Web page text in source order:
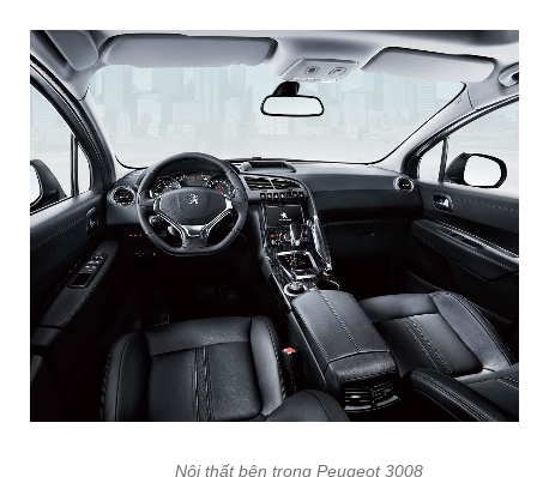
Nội thất bên trong Peugeot 3008